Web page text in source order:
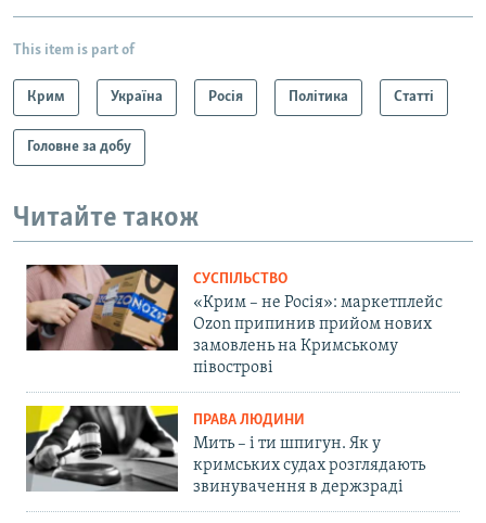
This item is part of
Крим Україна Росія Політика Статті
Головне за добу
Читайте також
СУСПІЛЬСТВО
«Крим – не Росія»: маркетплейс
Ozon припинив прийом нових
замовлень на Кримському
півострові
ПРАВА ЛЮДИНИ
Мить – і ти шпигун. Як у
кримських судах розглядають
звинувачення в держзраді